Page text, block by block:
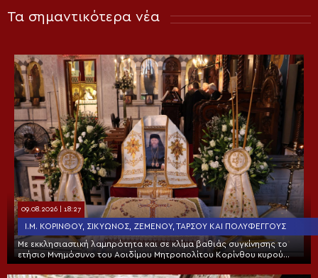
Τα σημαντικότερα νέα
09.08.2026 | 18:27
Ι.Μ. ΚΟΡΊΝΘΟΥ, ΣΙΚΥΏΝΟΣ, ΖΕΜΕΝΟΎ, ΤΑΡΣΟΎ ΚΑΙ ΠΟΛΥΦΈΓΓΟΥΣ
Με εκκλησιαστική λαμπρότητα και σε κλίμα βαθιάς συγκίνησης το
ετήσιο Μνημόσυνο του Αοιδίμου Μητροπολίτου Κορίνθου κυρού
Διονυσίου